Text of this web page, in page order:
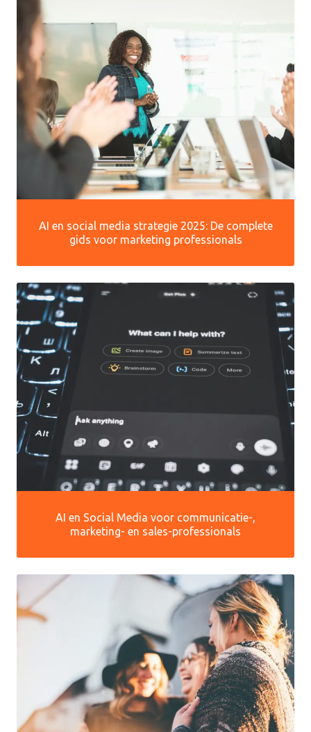
AI en social media strategie 2025: De complete
gids voor marketing professionals
AI en Social Media voor communicatie-,
marketing- en sales-professionals